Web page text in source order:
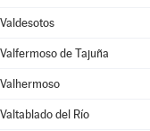
Valdesotos
Valfermoso de Tajuña
Valhermoso
Valtablado del Río